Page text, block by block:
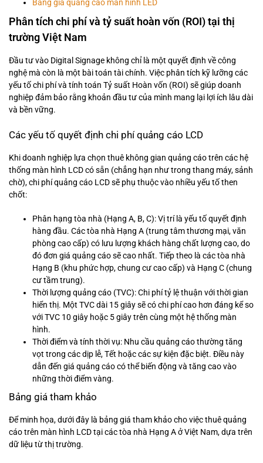
Bảng giá quảng cáo màn hình LED
Phân tích chi phí và tỷ suất hoàn vốn (ROI) tại thị
trường Việt Nam
Đầu tư vào Digital Signage không chỉ là một quyết định về công
nghệ mà còn là một bài toán tài chính. Việc phân tích kỹ lưỡng các
yếu tố chi phí và tính toán Tỷ suất Hoàn vốn (ROI) sẽ giúp doanh
nghiệp đảm bảo rằng khoản đầu tư của mình mang lại lợi ích lâu dài
và bền vững.
Các yếu tố quyết định chi phí quảng cáo LCD
Khi doanh nghiệp lựa chọn thuê không gian quảng cáo trên các hệ
thống màn hình LCD có sẵn (chẳng hạn như trong thang máy, sảnh
chờ), chi phí quảng cáo LCD sẽ phụ thuộc vào nhiều yếu tố then
chốt:
Phân hạng tòa nhà (Hạng A, B, C): Vị trí là yếu tố quyết định
hàng đầu. Các tòa nhà Hạng A (trung tâm thương mại, văn
phòng cao cấp) có lưu lượng khách hàng chất lượng cao, do
đó đơn giá quảng cáo sẽ cao nhất. Tiếp theo là các tòa nhà
Hạng B (khu phức hợp, chung cư cao cấp) và Hạng C (chung
cư tầm trung).
Thời lượng quảng cáo (TVC): Chi phí tỷ lệ thuận với thời gian
hiển thị. Một TVC dài 15 giây sẽ có chi phí cao hơn đáng kể so
với TVC 10 giây hoặc 5 giây trên cùng một hệ thống màn
hình.
Thời điểm và tính thời vụ: Nhu cầu quảng cáo thường tăng
vọt trong các dịp lễ, Tết hoặc các sự kiện đặc biệt. Điều này
dẫn đến giá quảng cáo có thể biến động và tăng cao vào
những thời điểm vàng.
Bảng giá tham khảo
Để minh họa, dưới đây là bảng giá tham khảo cho việc thuê quảng
cáo trên màn hình LCD tại các tòa nhà Hạng A ở Việt Nam, dựa trên
dữ liệu từ thị trường.